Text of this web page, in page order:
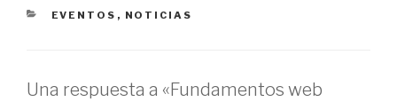
CATEGORÍAS
EVENTOS , NOTICIAS
Una respuesta a «Fundamentos web